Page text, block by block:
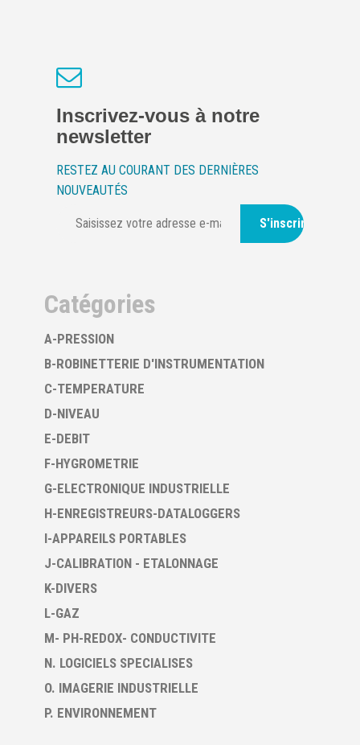
Inscrivez-vous à notre
newsletter
RESTEZ AU COURANT DES DERNIÈRES
NOUVEAUTÉS
S'inscrire
Catégories
A-PRESSION
B-ROBINETTERIE D'INSTRUMENTATION
C-TEMPERATURE
D-NIVEAU
E-DEBIT
F-HYGROMETRIE
G-ELECTRONIQUE INDUSTRIELLE
H-ENREGISTREURS-DATALOGGERS
I-APPAREILS PORTABLES
J-CALIBRATION - ETALONNAGE
K-DIVERS
L-GAZ
M- PH-REDOX- CONDUCTIVITE
N. LOGICIELS SPECIALISES
O. IMAGERIE INDUSTRIELLE
P. ENVIRONNEMENT